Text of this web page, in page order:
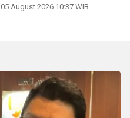
05 August 2026 10:37 WIB